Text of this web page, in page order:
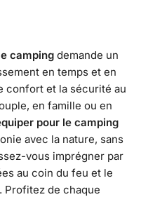
camping demande un
en temps et en
confort et la sécurité au
en famille ou en
pour le camping
avec la nature, sans
vous imprégner par
au coin du feu et le
Profitez de chaque